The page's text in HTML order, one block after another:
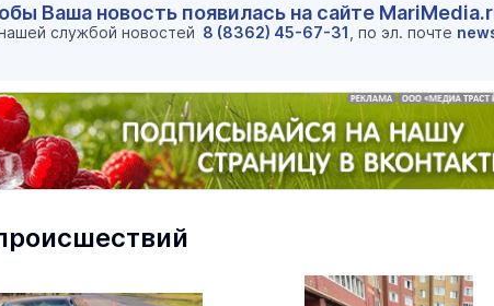
Ваша новость появилась на сайте
службой новостей 8 (8362) 45-67-31 , по эл. почте